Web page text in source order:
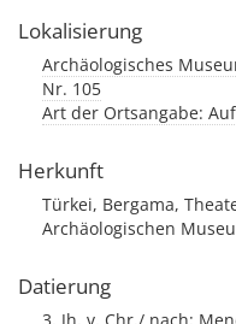
Lokalisierung
Archäologisches
Nr. 105
Art der Ortsangabe:
Herkunft
Türkei, Bergama,
Archäologischen
Datierung